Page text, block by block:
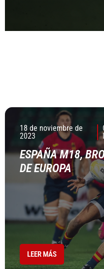
18 de noviembre de
2023
ESPAÑA M18,
DE EUROPA
LEER MÁS